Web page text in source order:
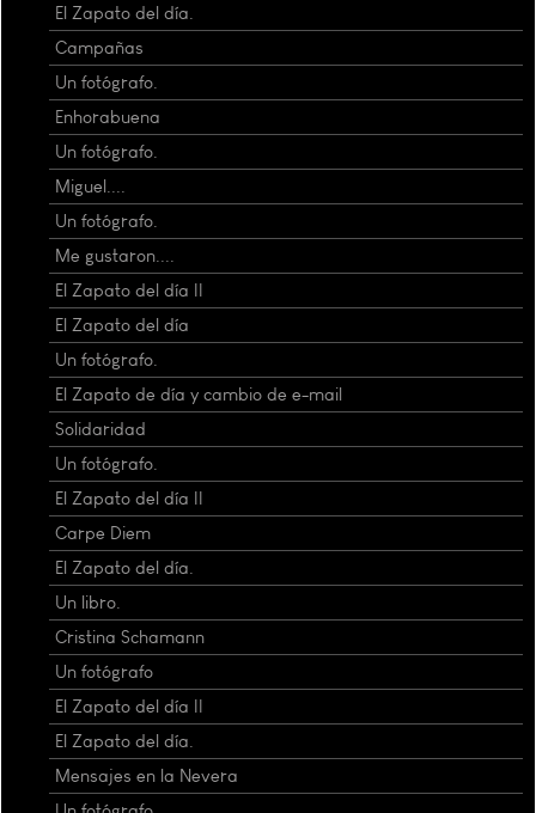
El Zapato del día.
Campañas
Un fotógrafo.
Enhorabuena
Un fotógrafo.
Miguel....
Un fotógrafo.
Me gustaron....
El Zapato del día II
El Zapato del día
Un fotógrafo.
El Zapato de día y cambio de e-mail
Solidaridad
Un fotógrafo.
El Zapato del día II
Carpe Diem
El Zapato del día.
Un libro.
Cristina Schamann
Un fotógrafo
El Zapato del día II
El Zapato del día.
Mensajes en la Nevera